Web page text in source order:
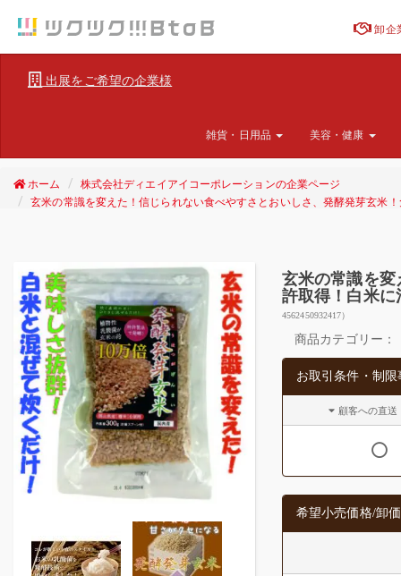
卸企
出展をご希望の企業様
雑貨・日用品 美容・健康
ホーム
株式会社ディエイアイコーポレーションの企業ページ
玄米の常識を変えた！信じられない食べやすさとおいしさ、発酵発芽玄米
玄米の常識を変
許取得！白米
4562450932417）
商品カテゴリー：
お取引条件・制限
顧客への直送
希望小売価格/卸